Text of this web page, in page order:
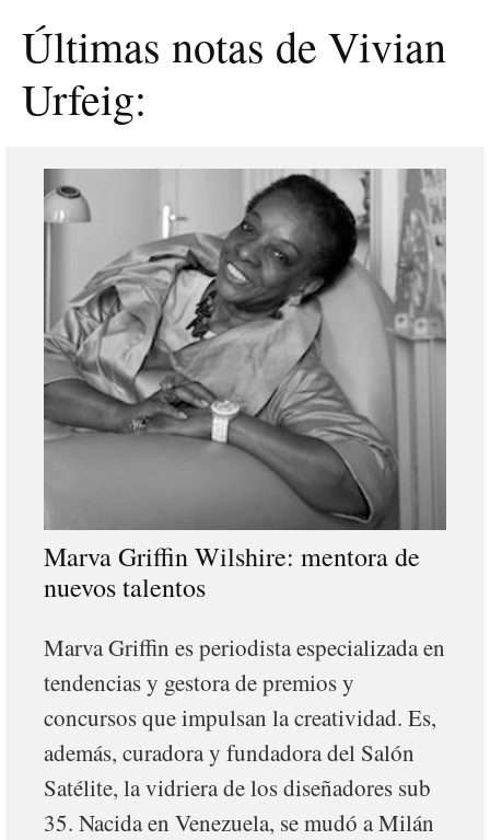
Últimas notas de Vivian
Urfeig:
Marva Griffin Wilshire: mentora de
nuevos talentos
Marva Griffin es periodista especializada en
tendencias y gestora de premios y
concursos que impulsan la creatividad. Es,
además, curadora y fundadora del Salón
Satélite, la vidriera de los diseñadores sub
35. Nacida en Venezuela, se mudó a Milán